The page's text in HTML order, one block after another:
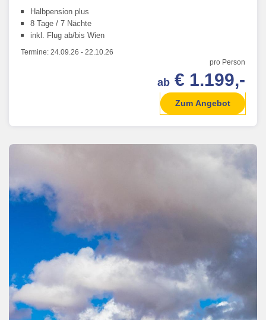
Halbpension plus
8 Tage / 7 Nächte
inkl. Flug ab/bis Wien
Termine: 24.09.26 - 22.10.26
pro Person
ab € 1.199,-
Zum Angebot